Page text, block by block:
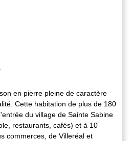
en pierre pleine de caractère
Cette habitation de plus de 180
du village de Sainte Sabine
restaurants, cafés) et à 10
commerces, de Villeréal et